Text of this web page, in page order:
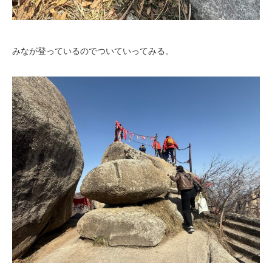
みなが登っているのでついていってみる。